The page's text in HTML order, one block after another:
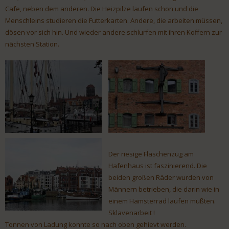
Cafe, neben dem anderen. Die Heizpilze laufen schon und die
Menschleins studieren die Futterkarten. Andere, die arbeiten müssen,
dösen vor sich hin. Und wieder andere schlurfen mit ihren Koffern zur
nächsten Station.
Der riesige Flaschenzug am
Hafenhaus ist faszinierend. Die
beiden großen Räder wurden von
Männern betrieben, die darin wie in
einem Hamsterrad laufen mußten.
Sklavenarbeit !
Tonnen von Ladung konnte so nach oben gehievt werden.